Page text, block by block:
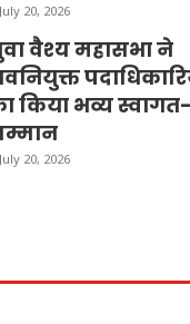
July 20, 2026
वैश्य महासभा ने
किया भव्य स्वागत-
July 20, 2026